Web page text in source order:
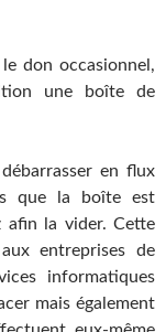
don occasionnel,
une boîte de
en flux
que la boîte est
afin la vider. Cette
entreprises de
informatiques
mais également